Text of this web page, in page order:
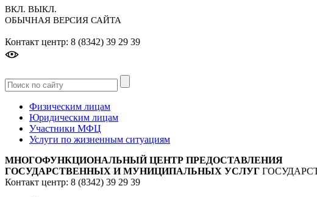
ВКЛ. ВЫКЛ.
ОБЫЧНАЯ ВЕРСИЯ САЙТА
Контакт центр: 8 (8342) 39 29 39
Физическим лицам
Юридическим лицам
Участники МФЦ
Услуги по жизненным ситуациям
МНОГОФУНКЦИОНАЛЬНЫЙ ЦЕНТР ПРЕДОСТАВЛЕНИЯ
ГОСУДАРСТВЕННЫХ И МУНИЦИПАЛЬНЫХ УСЛУГ
Контакт центр: 8 (8342) 39 29 39